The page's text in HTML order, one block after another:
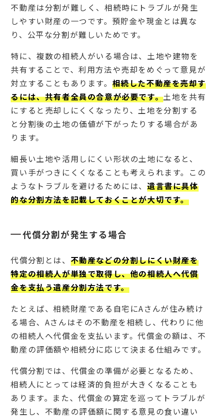
不動産は分割が難しく、相続時にトラブルが発生
しやすい財産の一つです。預貯金や現金とは異な
り、公平な分割が難しいためです。
特に、複数の相続人がいる場合は、土地や建物を
共有することで、利用方法や売却をめぐって意見が
対立することもあります。 相続した不動産を売却す
るには、共有者全員の合意が必要です。土地を共有
にすると売却しにくくなったり、土地を分割する
と分割後の土地の価値が下がったりする場合があ
ります。
細長い土地や活用しにくい形状の土地になると、
買い手がつきにくくなることも考えられます。この
ようなトラブルを避けるためには、 遺言書に具体
的な分割方法を記載しておくことが大切です。
代償分割が発生する場合
代償分割とは、 不動産などの分割しにくい財産を
特定の相続人が単独で取得し、他の相続人へ代償
金を支払う遺産分割方法です。
たとえば、相続財産である自宅にAさんが住み続け
る場合、Aさんはその不動産を相続し、代わりに他
の相続人へ代償金を支払います。代償金の額は、不
動産の評価額や相続分に応じて決まる仕組みです。
代償分割では、代償金の準備が必要となるため、
相続人にとっては経済的負担が大きくなることも
あります。また、代償金の算定を巡ってトラブルが
発生し、不動産の評価額に関する意見の食い違い